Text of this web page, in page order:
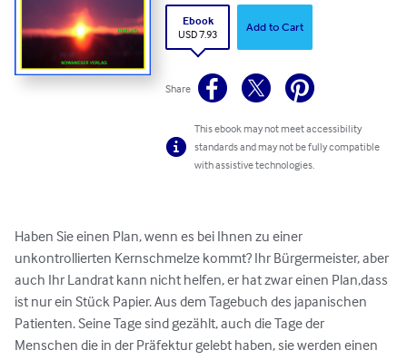
Ebook
USD 7.93
Add to Cart
Share
This ebook may not meet accessibility
standards and may not be fully compatible
with assistive technologies.
Haben Sie einen Plan, wenn es bei Ihnen zu einer
unkontrollierten Kernschmelze kommt? Ihr Bürgermeister, aber
auch Ihr Landrat kann nicht helfen, er hat zwar einen Plan,dass
ist nur ein Stück Papier. Aus dem Tagebuch des japanischen
Patienten. Seine Tage sind gezählt, auch die Tage der
Menschen die in der Präfektur gelebt haben, sie werden einen